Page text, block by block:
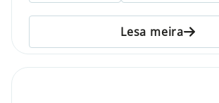
Lesa meira